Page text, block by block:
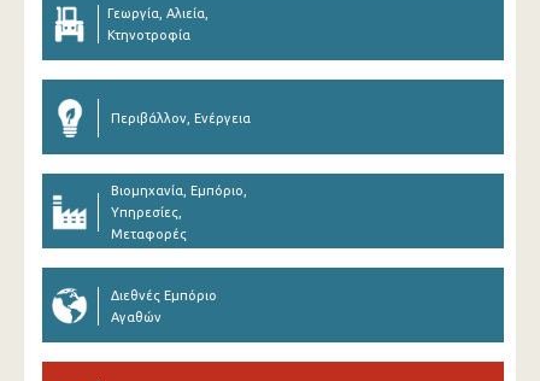
Γεωργία, Αλιεία,
Κτηνοτροφία
Περιβάλλον, Ενέργεια
Βιομηχανία, Εμπόριο,
Υπηρεσίες,
Μεταφορές
Διεθνές Εμπόριο
Αγαθών